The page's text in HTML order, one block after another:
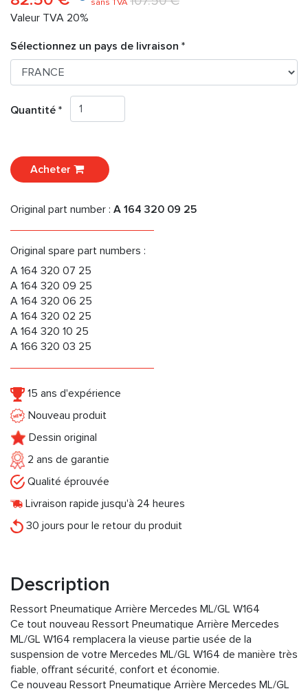
Valeur TVA 20%
Sélectionnez un pays de livraison *
Quantité *
Acheter
Original part number : A 164 320 09 25
Original spare part numbers :
A 164 320 07 25
A 164 320 09 25
A 164 320 06 25
A 164 320 02 25
A 164 320 10 25
A 166 320 03 25
15 ans d'expérience
Nouveau produit
Dessin original
2 ans de garantie
Qualité éprouvée
Livraison rapide jusqu'à 24 heures
30 jours pour le retour du produit
Description
Ressort Pneumatique Arrière Mercedes ML/GL W164
Ce tout nouveau Ressort Pneumatique Arrière Mercedes
ML/GL W164 remplacera la vieuse partie usée de la
suspension de votre Mercedes ML/GL W164 de manière très
fiable, offrant sécurité, confort et économie.
Ce nouveau Ressort Pneumatique Arrière Mercedes ML/GL